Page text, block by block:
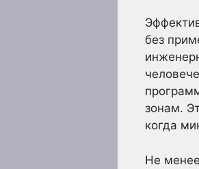
без
зонам.
когда
Не